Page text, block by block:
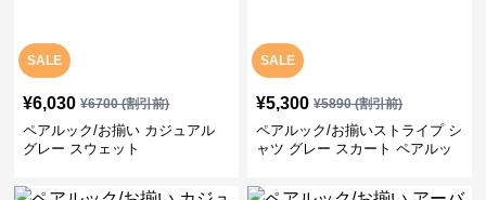
SALE
¥6,030 ¥6700(割引前)
ペアルック/お揃い カジュアル
グレー スウェット
SALE
¥5,300 ¥5890(割引前)
ペアルック/お揃いストライプ シ
ャツ グレー スカート ペアルッ